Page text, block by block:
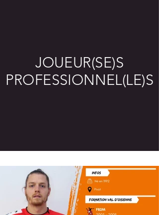
JOUEUR(SE)S
PROFESSIONNEL(LE)S